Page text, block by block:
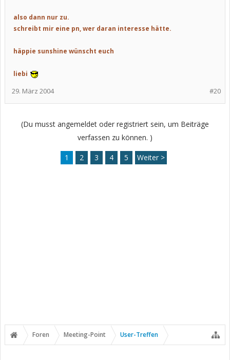
also dann nur zu.
schreibt mir eine pn, wer daran interesse hätte.
häppie sunshine wünscht euch
liebi
#20
29. März 2004
(Du musst angemeldet oder registriert sein, um Beiträge
verfassen zu können. )
1 2 3 4 5 Weiter >
Foren Meeting-Point User-Treffen